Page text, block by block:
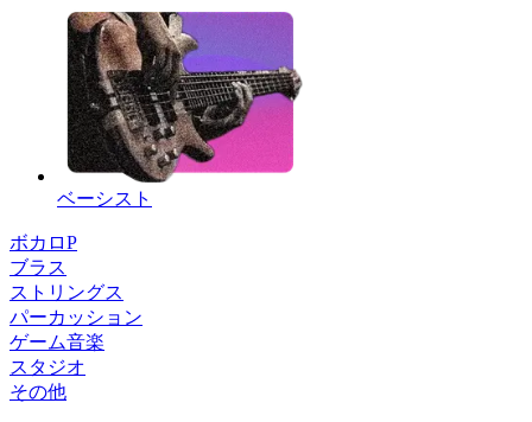
ベーシスト
ボカロP
ブラス
ストリングス
パーカッション
ゲーム音楽
スタジオ
その他